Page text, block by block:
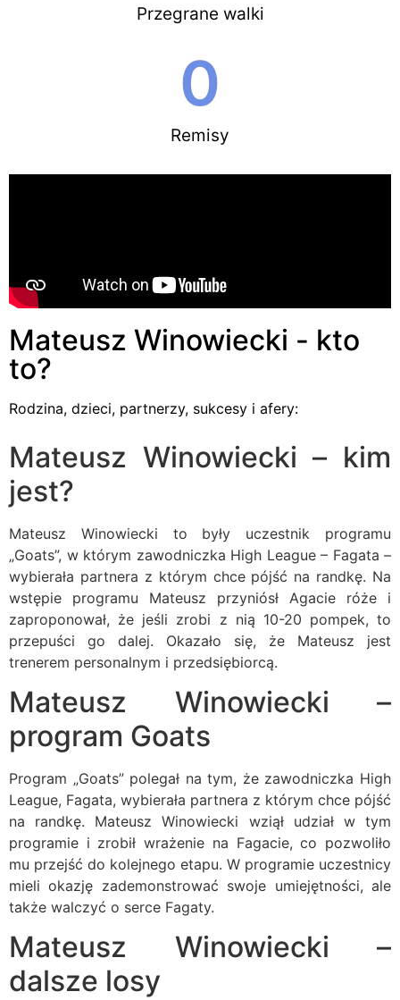
Przegrane walki
Remisy
0
Mateusz Winowiecki - kto
to?
Rodzina, dzieci, partnerzy, sukcesy i afery:
Mateusz Winowiecki – kim
jest?
Mateusz Winowiecki to były uczestnik programu
„Goats”, w którym zawodniczka High League – Fagata –
wybierała partnera z którym chce pójść na randkę. Na
wstępie programu Mateusz przyniósł Agacie róże i
zaproponował, że jeśli zrobi z nią 10-20 pompek, to
przepuści go dalej. Okazało się, że Mateusz jest
trenerem personalnym i przedsiębiorcą.
Mateusz Winowiecki –
program Goats
Program „Goats” polegał na tym, że zawodniczka High
League, Fagata, wybierała partnera z którym chce pójść
na randkę. Mateusz Winowiecki wziął udział w tym
programie i zrobił wrażenie na Fagacie, co pozwoliło
mu przejść do kolejnego etapu. W programie uczestnicy
mieli okazję zademonstrować swoje umiejętności, ale
także walczyć o serce Fagaty.
Mateusz Winowiecki –
dalsze losy